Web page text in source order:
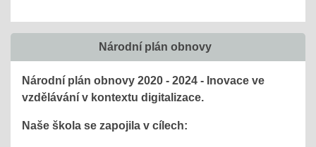
Národní plán obnovy
Národní plán obnovy 2020 - 2024 - Inovace ve
vzdělávání v kontextu digitalizace.
Naše škola se zapojila v cílech: